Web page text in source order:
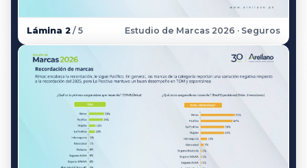
Lámina 2 / 5 Estudio de Marcas 2026 · Seguros